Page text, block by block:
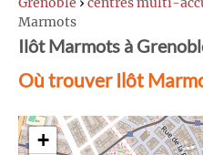
Marmots
Ilôt Marmots à
Où trouver Ilôt
+